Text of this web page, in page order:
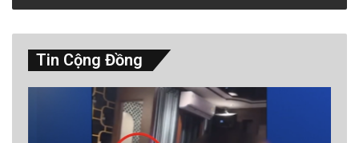
Tin Cộng Đồng